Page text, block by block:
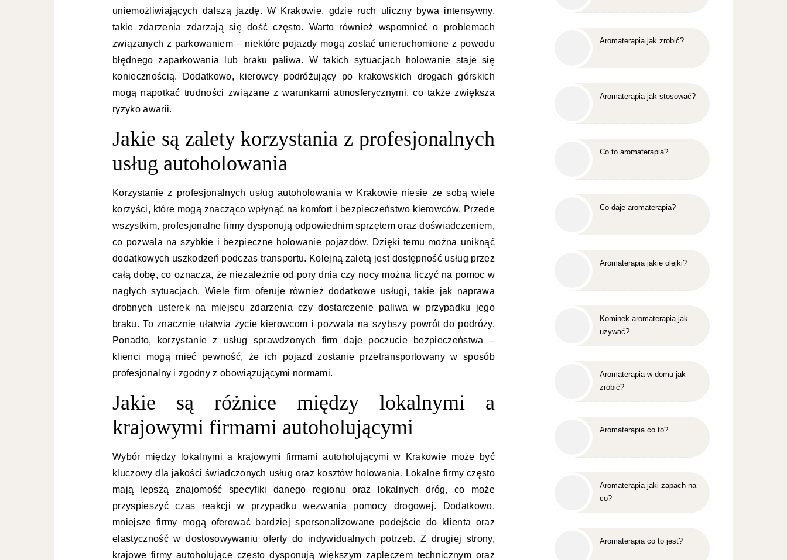
uniemożliwiających dalszą jazdę. W Krakowie, gdzie ruch uliczny bywa intensywny,
takie zdarzenia zdarzają się dość często. Warto również wspomnieć o problemach
związanych z parkowaniem – niektóre pojazdy mogą zostać unieruchomione z powodu
błędnego zaparkowania lub braku paliwa. W takich sytuacjach holowanie staje się
koniecznością. Dodatkowo, kierowcy podróżujący po krakowskich drogach górskich
mogą napotkać trudności związane z warunkami atmosferycznymi, co także zwiększa
ryzyko awarii.
Jakie są zalety korzystania z profesjonalnych
usług autoholowania
Korzystanie z profesjonalnych usług autoholowania w Krakowie niesie ze sobą wiele
korzyści, które mogą znacząco wpłynąć na komfort i bezpieczeństwo kierowców. Przede
wszystkim, profesjonalne firmy dysponują odpowiednim sprzętem oraz doświadczeniem,
co pozwala na szybkie i bezpieczne holowanie pojazdów. Dzięki temu można uniknąć
dodatkowych uszkodzeń podczas transportu. Kolejną zaletą jest dostępność usług przez
całą dobę, co oznacza, że niezależnie od pory dnia czy nocy można liczyć na pomoc w
nagłych sytuacjach. Wiele firm oferuje również dodatkowe usługi, takie jak naprawa
drobnych usterek na miejscu zdarzenia czy dostarczenie paliwa w przypadku jego
braku. To znacznie ułatwia życie kierowcom i pozwala na szybszy powrót do podróży.
Ponadto, korzystanie z usług sprawdzonych firm daje poczucie bezpieczeństwa –
klienci mogą mieć pewność, że ich pojazd zostanie przetransportowany w sposób
profesjonalny i zgodny z obowiązującymi normami.
Jakie są różnice między lokalnymi a
krajowymi firmami autoholującymi
Wybór między lokalnymi a krajowymi firmami autoholującymi w Krakowie może być
kluczowy dla jakości świadczonych usług oraz kosztów holowania. Lokalne firmy często
mają lepszą znajomość specyfiki danego regionu oraz lokalnych dróg, co może
przyspieszyć czas reakcji w przypadku wezwania pomocy drogowej. Dodatkowo,
mniejsze firmy mogą oferować bardziej spersonalizowane podejście do klienta oraz
elastyczność w dostosowywaniu oferty do indywidualnych potrzeb. Z drugiej strony,
krajowe firmy autoholujące często dysponują większym zapleczem technicznym oraz
Aromaterapia jak zrobić?
Aromaterapia jak stosować?
Co to aromaterapia?
Co daje aromaterapia?
Aromaterapia jakie olejki?
Kominek aromaterapia jak
używać?
Aromaterapia w domu jak
zrobić?
Aromaterapia co to?
Aromaterapia jaki zapach na
co?
Aromaterapia co to jest?